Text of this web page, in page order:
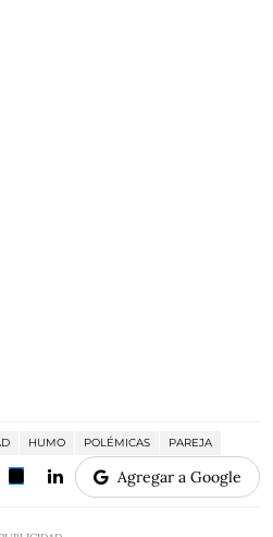
HUMO POLÉMICAS PAREJA
Agregar a Google